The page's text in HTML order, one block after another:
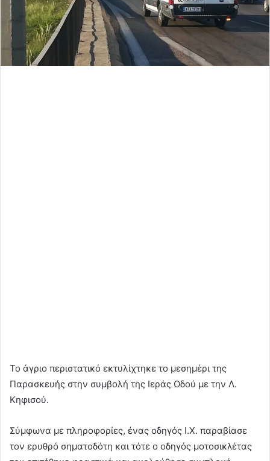
Το άγριο περιστατικό εκτυλίχτηκε το μεσημέρι της
Παρασκευής στην συμβολή της Ιεράς Οδού με την Λ.
Κηφισού.
Σύμφωνα με πληροφορίες, ένας οδηγός Ι.Χ. παραβίασε
τον ερυθρό σηματοδότη και τότε ο οδηγός μοτοσικλέτας